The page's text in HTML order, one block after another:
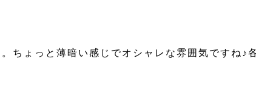
ちょっと薄暗い感じでオシャレな雰囲気ですね♪